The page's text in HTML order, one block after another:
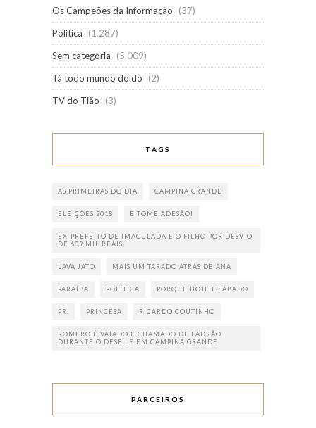
Os Campeões da Informação
(37)
Política
(1.287)
Sem categoria
(5.009)
Tá todo mundo doido
(2)
TV do Tião
(3)
TAGS
AS PRIMEIRAS DO DIA CAMPINA GRANDE
ELEIÇÕES 2018 E TOME ADESÃO!
EX-PREFEITO DE IMACULADA E O FILHO POR DESVIO
DE 609 MIL REAIS
LAVA JATO MAIS UM TARADO ATRÁS DE ANA
PARAÍBA POLÍTICA PORQUE HOJE É SÁBADO
PR. PRINCESA RICARDO COUTINHO
ROMERO É VAIADO E CHAMADO DE LADRÃO
DURANTE O DESFILE EM CAMPINA GRANDE
PARCEIROS